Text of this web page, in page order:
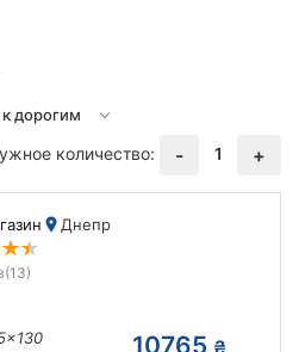
количество:
- 1 +
Днепр
(13)
10765